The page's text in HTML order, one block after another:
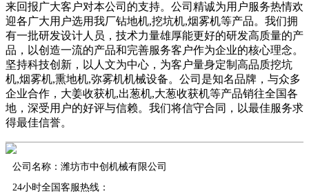
来回报广大客户对本公司的支持。公司精诚为用户服务热情欢
迎各广大用户选用我厂钻地机,挖坑机,烟雾机等产品。我们拥
有一批研发设计人员，技术力量雄厚能更好的研发高质量的产
品，以创造一流的产品和完善服务客户作为企业的核心理念。
坚持科技创新，以人文为中心，为客户量身定制高品质挖坑
机,烟雾机,熏地机,弥雾机机械设备。公司是知名品牌，与众多
企业合作，大姜收获机,出葱机,大葱收获机等产品销往全国各
地，深受用户的好评与信赖。我们将信守合同，以最佳服务求
得最佳信誉。
公司名称：潍坊市中创机械有限公司
24小时全国客服热线：